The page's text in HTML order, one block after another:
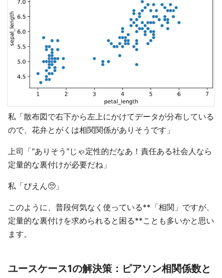
私「散布図で右下から左上にかけてデータが分布している
ので、花弁とがくは相関関係がありそうです」
上司「"ありそう"じゃ定性的だなあ！責任ある社会人なら
定量的な裏付けが必要だね」
私「ぴえん🥺」
このように、普段何気なく使っている**「相関」ですが、
定量的な裏付けを求められると困る**ことも多いかと思い
ます。
ユースケース1の解決策：ピアソン相関係数と